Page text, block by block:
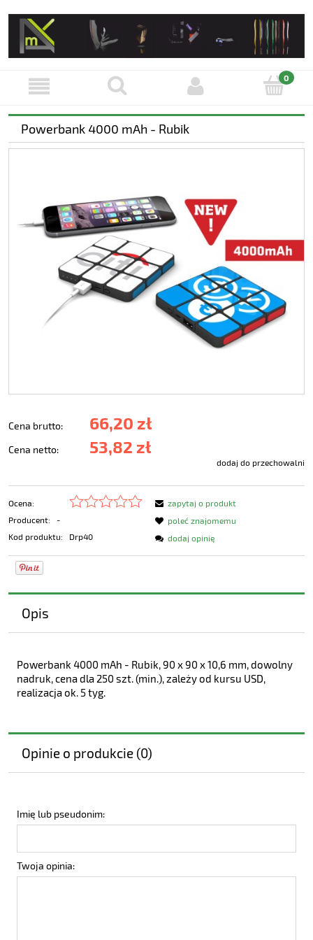
Powerbank 4000 mAh - Rubik
Cena brutto: 66,20 zł
Cena netto: 53,82 zł
dodaj do przechowalni
Ocena:
Producent:
-
Kod produktu:
Drp40
zapytaj o produkt
poleć znajomemu
dodaj opinię
Opis
Powerbank 4000 mAh - Rubik, 90 x 90 x 10,6 mm, dowolny
nadruk, cena dla 250 szt. (min.), zależy od kursu USD,
realizacja ok. 5 tyg.
Opinie o produkcie (0)
Imię lub pseudonim:
Twoja opinia: